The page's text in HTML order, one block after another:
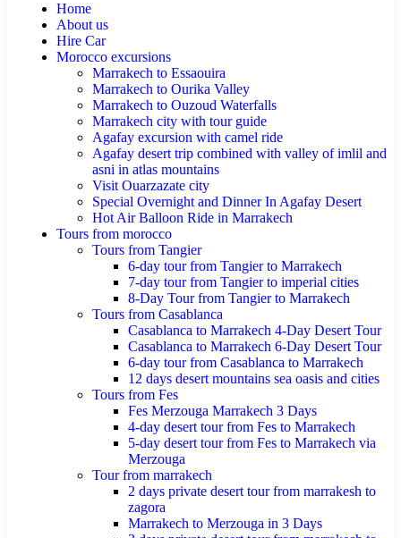
Home
About us
Hire Car
Morocco excursions
Marrakech to Essaouira
Marrakech to Ourika Valley
Marrakech to Ouzoud Waterfalls
Marrakech city with tour guide
Agafay excursion with camel ride
Agafay desert trip combined with valley of imlil and
asni in atlas mountains
Visit Ouarzazate city
Special Overnight and Dinner In Agafay Desert
Hot Air Balloon Ride in Marrakech
Tours from morocco
Tours from Tangier
6-day tour from Tangier to Marrakech
7-day tour from Tangier to imperial cities
8-Day Tour from Tangier to Marrakech
Tours from Casablanca
Casablanca to Marrakech 4-Day Desert Tour
Casablanca to Marrakech 6-Day Desert Tour
6-day tour from Casablanca to Marrakech
12 days desert mountains sea oasis and cities
Tours from Fes
Fes Merzouga Marrakech 3 Days
4-day desert tour from Fes to Marrakech
5-day desert tour from Fes to Marrakech via
Merzouga
Tour from marrakech
2 days private desert tour from marrakesh to
zagora
Marrakech to Merzouga in 3 Days